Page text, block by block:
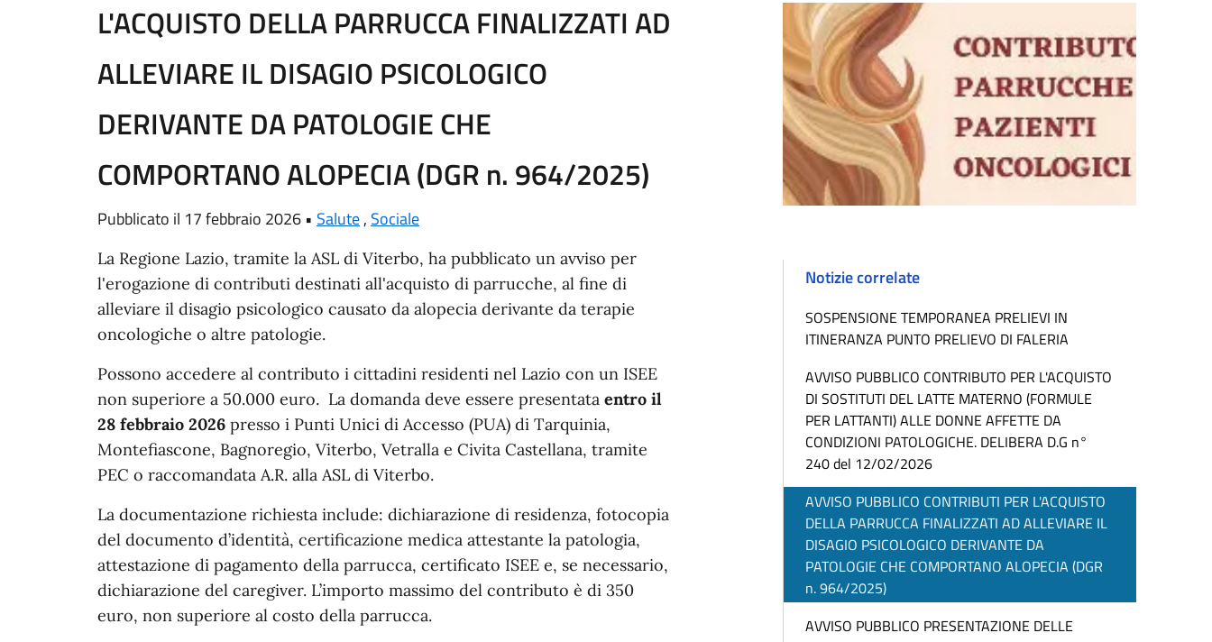
L'ACQUISTO DELLA PARRUCCA FINALIZZATI AD
ALLEVIARE IL DISAGIO PSICOLOGICO
DERIVANTE DA PATOLOGIE CHE
COMPORTANO ALOPECIA (DGR n. 964/2025)
Pubblicato il 17 febbraio 2026 • Salute, Sociale
La Regione Lazio, tramite la ASL di Viterbo, ha pubblicato un avviso per
l'erogazione di contributi destinati all'acquisto di parrucche, al fine di
alleviare il disagio psicologico causato da alopecia derivante da terapie
oncologiche o altre patologie. ​
Possono accedere al contributo i cittadini residenti nel Lazio con un ISEE
non superiore a 50.000 euro. ​ La domanda deve essere presentata entro il
28 febbraio 2026 presso i Punti Unici di Accesso (PUA) di Tarquinia,
Montefiascone, Bagnoregio, Viterbo, Vetralla e Civita Castellana, tramite
PEC o raccomandata A.R. alla ASL di Viterbo. ​
La documentazione richiesta include: dichiarazione di residenza, fotocopia
del documento d’identità, certificazione medica attestante la patologia,
attestazione di pagamento della parrucca, certificato ISEE e, se necessario,
dichiarazione del caregiver. L’importo massimo del contributo è di 350
euro, non superiore al costo della parrucca. ​
Notizie correlate
SOSPENSIONE TEMPORANEA PRELIEVI IN
ITINERANZA PUNTO PRELIEVO DI FALERIA
AVVISO PUBBLICO CONTRIBUTO PER L'ACQUISTO
DI SOSTITUTI DEL LATTE MATERNO (FORMULE
PER LATTANTI) ALLE DONNE AFFETTE DA
CONDIZIONI PATOLOGICHE. DELIBERA D.G n°
240 del 12/02/2026
AVVISO PUBBLICO CONTRIBUTI PER L'ACQUISTO
DELLA PARRUCCA FINALIZZATI AD ALLEVIARE IL
DISAGIO PSICOLOGICO DERIVANTE DA
PATOLOGIE CHE COMPORTANO ALOPECIA (DGR
n. 964/2025)
AVVISO PUBBLICO PRESENTAZIONE DELLE